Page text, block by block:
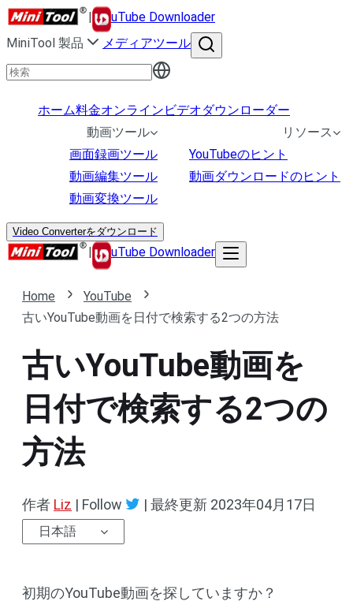
|
uTube Downloader
MiniTool 製品
メディアツール
ホーム料金オンラインビデオダウンローダー
動画ツール
画面録画ツール
動画編集ツール
動画変換ツール
リソース
YouTubeのヒント
動画ダウンロードのヒント
Video Converterをダウンロード
| uTube Downloader
Home
YouTube
古いYouTube動画を日付で検索する2つの方法
古いYouTube動画を
日付で検索する2つの
方法
作者 Liz | Follow | 最終更新 2023年04月17日
日本語
初期のYouTube動画を探していますか？